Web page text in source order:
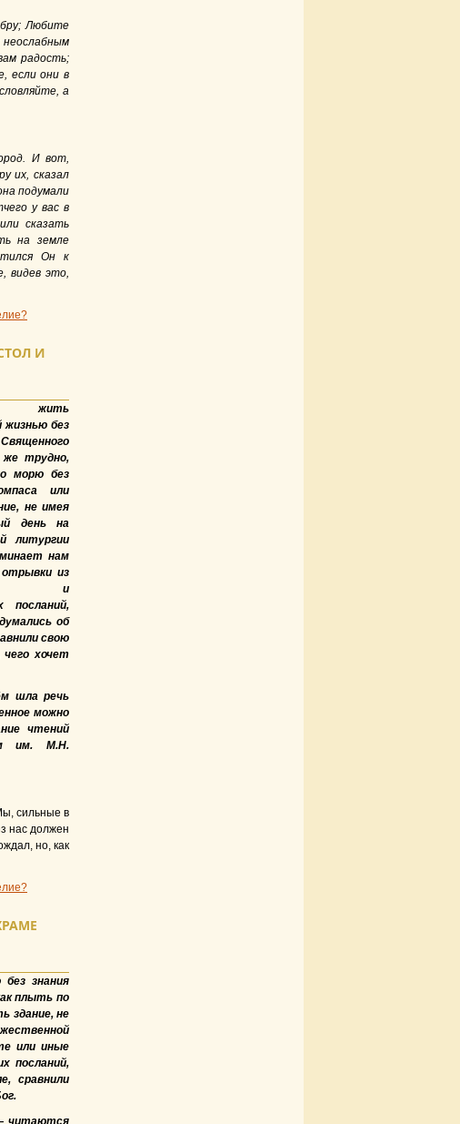
Любите
неослабным
радость;
если они в
а
И вот,
их, сказал
подумали
у вас в
сказать
на земле
Он к
видев это,
И
жить
жизнью без
же трудно,
морю без
или
не имея
день на
литургии
нам
из
и
посланий,
об
свою
хочет
шла речь
можно
чтений
им. М.Н.
сильные в
нас должен
но, как
знания
плыть по
здание, не
или иные
посланий,
сравнили
читаются